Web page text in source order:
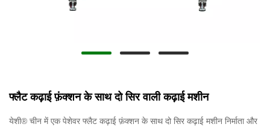
फ्लैट कढ़ाई फ़ंक्शन के साथ दो सिर वाली कढ़ाई मशीन
येशी® चीन में एक पेशेवर फ्लैट कढ़ाई फ़ंक्शन के साथ दो सिर कढ़ाई मशीन निर्माता और